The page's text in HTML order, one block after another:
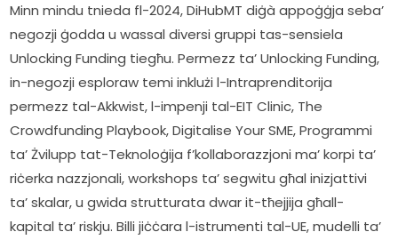
Minn mindu tnieda fl-2024, DiHubMT diġà appoġġja seba’
negozji ġodda u wassal diversi gruppi tas-sensiela
Unlocking Funding tiegħu. Permezz ta’ Unlocking Funding,
in-negozji esploraw temi inklużi l-Intraprenditorija
permezz tal-Akkwist, l-impenji tal-EIT Clinic, The
Crowdfunding Playbook, Digitalise Your SME, Programmi
ta’ Żvilupp tat-Teknoloġija f’kollaborazzjoni ma’ korpi ta’
riċerka nazzjonali, workshops ta’ segwitu għal inizjattivi
ta’ skalar, u gwida strutturata dwar it-tħejjija għall-
kapital ta’ riskju. Billi jiċċara l-istrumenti tal-UE, mudelli ta’